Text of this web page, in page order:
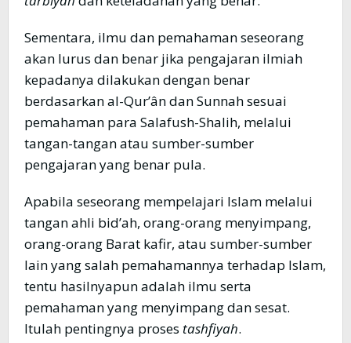
Sementara, ilmu dan pemahaman seseorang
akan lurus dan benar jika pengajaran ilmiah
kepadanya dilakukan dengan benar
berdasarkan al-Qur’ân dan Sunnah sesuai
pemahaman para Salafush-Shalih, melalui
tangan-tangan atau sumber-sumber
pengajaran yang benar pula.
Apabila seseorang mempelajari Islam melalui
tangan ahli bid’ah, orang-orang menyimpang,
orang-orang Barat kafir, atau sumber-sumber
lain yang salah pemahamannya terhadap Islam,
tentu hasilnyapun adalah ilmu serta
pemahaman yang menyimpang dan sesat.
Itulah pentingnya proses tashfiyah.